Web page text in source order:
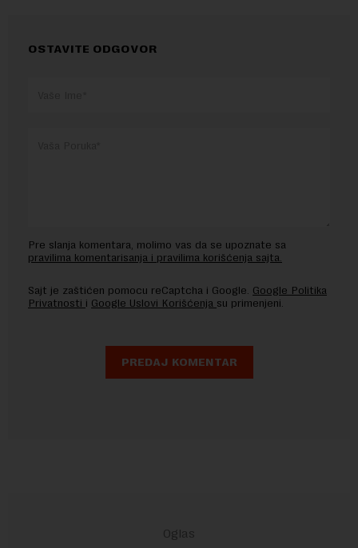
OSTAVITE ODGOVOR
Pre slanja komentara, molimo vas da se upoznate sa
pravilima komentarisanja i pravilima korišćenja sajta.
Sajt je zaštićen pomocu reCaptcha i Google. Google Politika
Privatnosti i Google Uslovi Korišćenja su primenjeni.